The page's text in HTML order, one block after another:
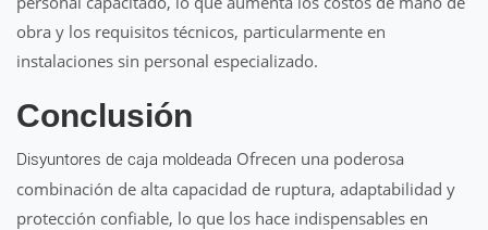
obra y los requisitos técnicos, particularmente en
instalaciones sin personal especializado.
Conclusión
Disyuntores de caja moldeada Ofrecen una poderosa
combinación de alta capacidad de ruptura, adaptabilidad y
protección confiable, lo que los hace indispensables en